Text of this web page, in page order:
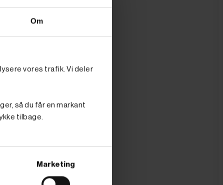
Om
vores trafik. Vi deler
så du får en markant
tilbage.
Marketing